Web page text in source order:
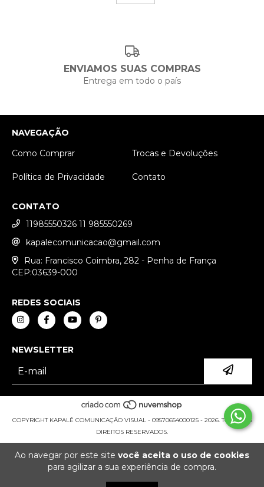
Ao navegar por este site você aceita o uso de cookies
para agilizar a sua experiência de compra.
ENVIAMOS SUAS COMPRAS
Entrega em todo o país
NAVEGAÇÃO
Como Comprar
Trocas e Devoluções
Política de Privacidade Contato
CONTATO
11985550326 11 985550269
kapalecomunicacao@gmail.com
Rua: Francisco Coimbra, 282 - Penha de França
CEP:03639-000
REDES SOCIAIS
NEWSLETTER
COPYRIGHT KAPALÊ COMUNICAÇÃO VISUAL - 09570654000125 - 2026. TODOS OS
DIREITOS RESERVADOS.